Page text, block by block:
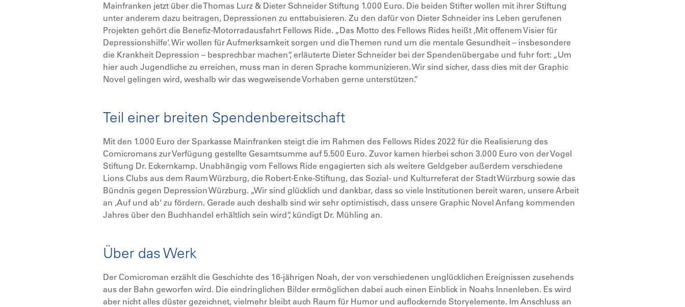
Mainfranken jetzt über die Thomas Lurz & Dieter Schneider Stiftung 1.000 Euro. Die beiden Stifter wollen mit ihrer Stiftung
unter anderem dazu beitragen, Depressionen zu enttabuisieren. Zu den dafür von Dieter Schneider ins Leben gerufenen
Projekten gehört die Benefiz-Motorradausfahrt Fellows Ride. „Das Motto des Fellows Rides heißt ‚Mit offenem Visier für
Depressionshilfe‘. Wir wollen für Aufmerksamkeit sorgen und die Themen rund um die mentale Gesundheit – insbesondere
die Krankheit Depression – besprechbar machen“, erläuterte Dieter Schneider bei der Spendenübergabe und fuhr fort: „Um
hier auch Jugendliche zu erreichen, muss man in deren Sprache kommunizieren. Wir sind sicher, dass dies mit der Graphic
Novel gelingen wird, weshalb wir das wegweisende Vorhaben gerne unterstützen.“
Teil einer breiten Spendenbereitschaft
Mit den 1.000 Euro der Sparkasse Mainfranken steigt die im Rahmen des Fellows Rides 2022 für die Realisierung des
Comicromans zur Verfügung gestellte Gesamtsumme auf 5.500 Euro. Zuvor kamen hierbei schon 3.000 Euro von der Vogel
Stiftung Dr. Eckernkamp. Unabhängig vom Fellows Ride engagierten sich als weitere Geldgeber außerdem verschiedene
Lions Clubs aus dem Raum Würzburg, die Robert-Enke-Stiftung, das Sozial- und Kulturreferat der Stadt Würzburg sowie das
Bündnis gegen Depression Würzburg. „Wir sind glücklich und dankbar, dass so viele Institutionen bereit waren, unsere Arbeit
an ‚Auf und ab‘ zu fördern. Gerade auch deshalb sind wir sehr optimistisch, dass unsere Graphic Novel Anfang kommenden
Jahres über den Buchhandel erhältlich sein wird“, kündigt Dr. Mühling an.
Über das Werk
Der Comicroman erzählt die Geschichte des 16-jährigen Noah, der von verschiedenen unglücklichen Ereignissen zusehends
aus der Bahn geworfen wird. Die eindringlichen Bilder ermöglichen dabei auch einen Einblick in Noahs Innenleben. Es wird
aber nicht alles düster gezeichnet, vielmehr bleibt auch Raum für Humor und auflockernde Storyelemente. Im Anschluss an